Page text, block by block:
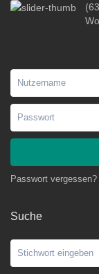
Passwort vergessen?
Suche